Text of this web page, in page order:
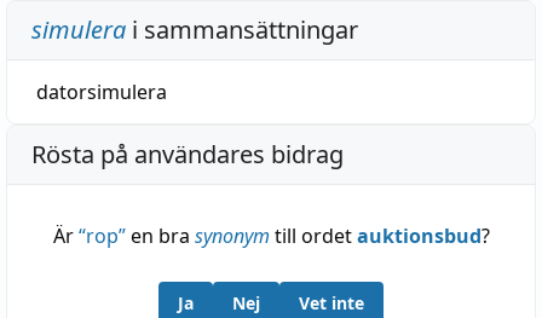
simulera i sammansättningar
datorsimulera
Rösta på användares bidrag
Är“rop”en bra synonym till ordetauktionsbud?
Ja Nej Vet inte